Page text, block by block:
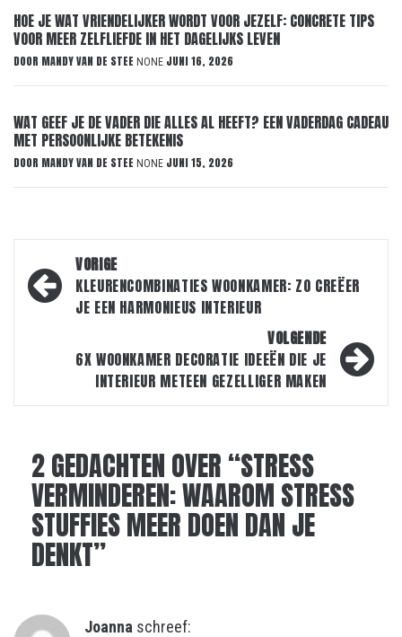
HOE JE WAT VRIENDELIJKER WORDT VOOR JEZELF: CONCRETE TIPS
VOOR MEER ZELFLIEFDE IN HET DAGELIJKS LEVEN
DOOR MANDY VAN DE STEE NONE JUNI 16, 2026
WAT GEEF JE DE VADER DIE ALLES AL HEEFT? EEN VADERDAG CADEAU
MET PERSOONLIJKE BETEKENIS
DOOR MANDY VAN DE STEE NONE JUNI 15, 2026
Bericht
navigatie
VORIGE
KLEURENCOMBINATIES WOONKAMER: ZO CREËER
JE EEN HARMONIEUS INTERIEUR
VOLGENDE
6X WOONKAMER DECORATIE IDEEËN DIE JE
INTERIEUR METEEN GEZELLIGER MAKEN
2 GEDACHTEN OVER “STRESS
VERMINDEREN: WAAROM STRESS
STUFFIES MEER DOEN DAN JE
DENKT”
Joanna schreef: